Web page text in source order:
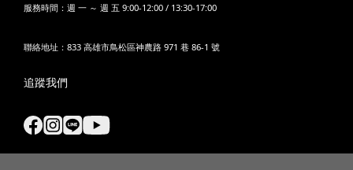
服務時間：週 一 ～ 週 五 9:00-12:00 / 13:30-17:00
聯絡地址：833 高雄市鳥松區神農路 971 巷 86-1 號
追蹤我們